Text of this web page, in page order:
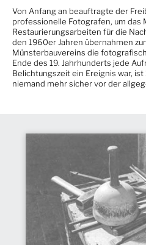
Von Anfang an beauftragte der
professionelle Fotografen, um das
Restaurierungsarbeiten für die
den 1960er Jahren übernahmen
Münsterbauvereins die
Ende des 19. Jahrhunderts jede
Belichtungszeit ein Ereignis war,
niemand mehr sicher vor der